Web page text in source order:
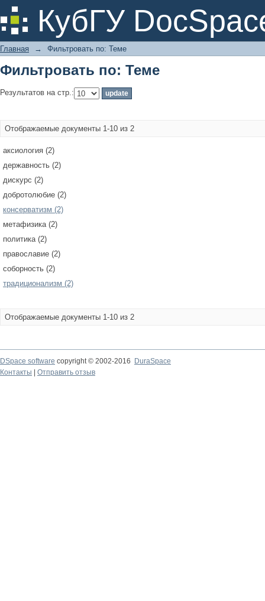
КубГУ
Фильтровать по: Теме
Главная → Фильтровать по: Теме
Фильтровать по: Теме
Результатов на стр.:
Отображаемые документы 1-10 из 2
аксиология (2)
державность (2)
дискурс (2)
добротолюбие (2)
консерватизм (2)
метафизика (2)
политика (2)
православие (2)
соборность (2)
традиционализм (2)
Отображаемые документы 1-10 из 2
DSpace software copyright © 2002-2016
DuraSpace
Контакты
Отправить отзыв